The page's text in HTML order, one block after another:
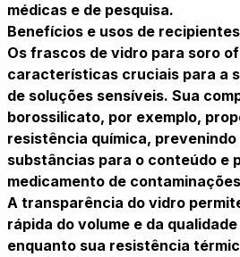
médicas e de pesquisa.
Benefícios e usos de
Os frascos de vidro para soro
características cruciais para a
de soluções sensíveis. Sua
borossilicato, por exemplo,
resistência química,
substâncias para o conteúdo e
medicamento de
A transparência do vidro
rápida do volume e da
enquanto sua resistência